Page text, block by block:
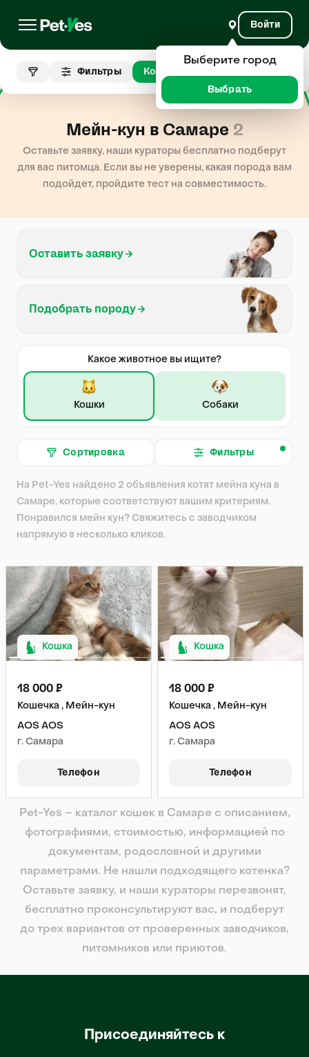
Войти
Фильтры Кошки
Мейн-
кун
Мейн-кун в Самаре 2
Оставьте заявку, наши кураторы бесплатно подберут
для вас питомца. Если вы не уверены, какая порода вам
подойдет, пройдите тест на совместимость.
Оставить заявку
Подобрать породу
Какое животное вы ищите?
Кошки Собаки
Сортировка Фильтры
На Pet-Yes найдено 2 объявления котят мейна куна в
Самаре, которые соответствуют вашим критериям.
Понравился мейн кун? Свяжитесь с заводчиком
напрямую в несколько кликов.
Кошка
18 000 ₽
Кошечка , Мейн-кун
AOS AOS
г. Самара
Телефон
Кошка
18 000 ₽
Кошечка , Мейн-кун
AOS AOS
г. Самара
Телефон
Pet-Yes – каталог кошек в Самаре с описанием,
фотографиями, стоимостью, информацией по
документам, родословной и другими
параметрами. Не нашли подходящего котенка?
Оставьте заявку, и наши кураторы перезвонят,
бесплатно проконсультируют вас, и подберут
до трех вариантов от проверенных заводчиков,
питомников или приютов.
Присоединяйтесь к
Выберите город
Выбрать